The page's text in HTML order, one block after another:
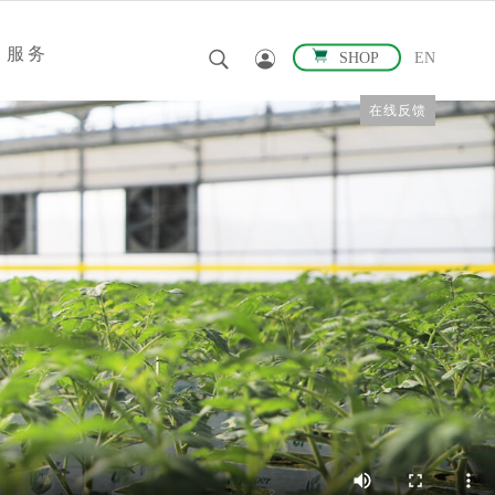
服务
在线反馈
SHOP EN